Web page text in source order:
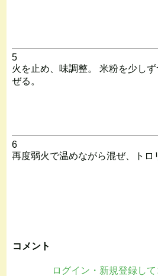
5
火を止め、味調整。 米粉を少し
ぜる。
6
再度弱火で温めながら混ぜ、トロ
コメント
ログイン・新規登録し